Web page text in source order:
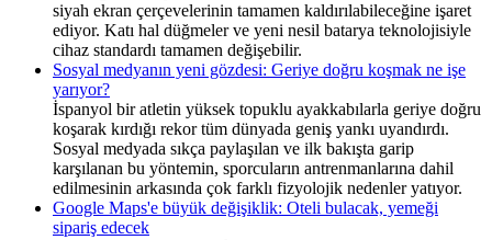
siyah ekran çerçevelerinin tamamen kaldırılabileceğine işaret
ediyor. Katı hal düğmeler ve yeni nesil batarya teknolojisiyle
cihaz standardı tamamen değişebilir.
Sosyal medyanın yeni gözdesi: Geriye doğru koşmak ne işe
yarıyor?
İspanyol bir atletin yüksek topuklu ayakkabılarla geriye doğru
koşarak kırdığı rekor tüm dünyada geniş yankı uyandırdı.
Sosyal medyada sıkça paylaşılan ve ilk bakışta garip
karşılanan bu yöntemin, sporcuların antrenmanlarına dahil
edilmesinin arkasında çok farklı fizyolojik nedenler yatıyor.
Google Maps'e büyük değişiklik: Oteli bulacak, yemeği
sipariş edecek